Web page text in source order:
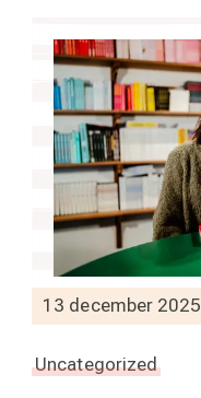
13 december 2025
Uncategorized